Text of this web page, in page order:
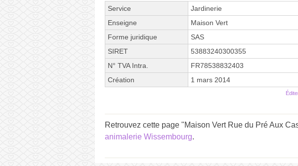
Service
Jardinerie
Enseigne
Maison Vert
Forme juridique
SAS
SIRET
53883240300355
N° TVA Intra.
FR78538832403
Création
1 mars 2014
Retrouvez cette page "Maison Vert Rue du Pré Aux
animalerie Wissembourg.